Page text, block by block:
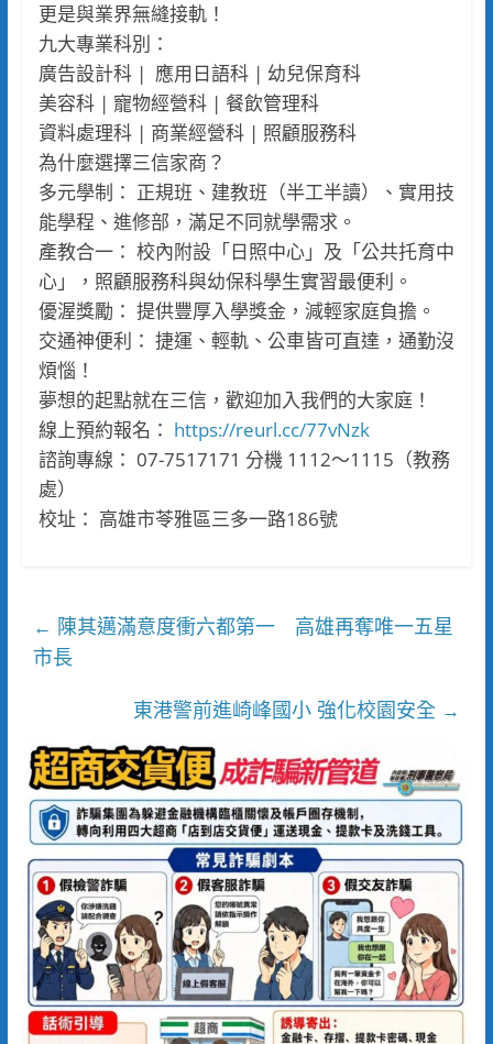
更是與業界無縫接軌！
九大專業科別：
廣告設計科 | 應用日語科 | 幼兒保育科
美容科 | 寵物經營科 | 餐飲管理科
資料處理科 | 商業經營科 | 照顧服務科
為什麼選擇三信家商？
多元學制： 正規班、建教班（半工半讀）、實用技
能學程、進修部，滿足不同就學需求。
產教合一： 校內附設「日照中心」及「公共托育中
心」，照顧服務科與幼保科學生實習最便利。
優渥獎勵： 提供豐厚入學獎金，減輕家庭負擔。
交通神便利： 捷運、輕軌、公車皆可直達，通勤沒
煩惱！
夢想的起點就在三信，歡迎加入我們的大家庭！
線上預約報名： https://reurl.cc/77vNzk
諮詢專線： 07-7517171 分機 1112～1115（教務
處）
校址： 高雄市苓雅區三多一路186號
← 陳其邁滿意度衝六都第一 高雄再奪唯一五星
市長
東港警前進崎峰國小 強化校園安全 →